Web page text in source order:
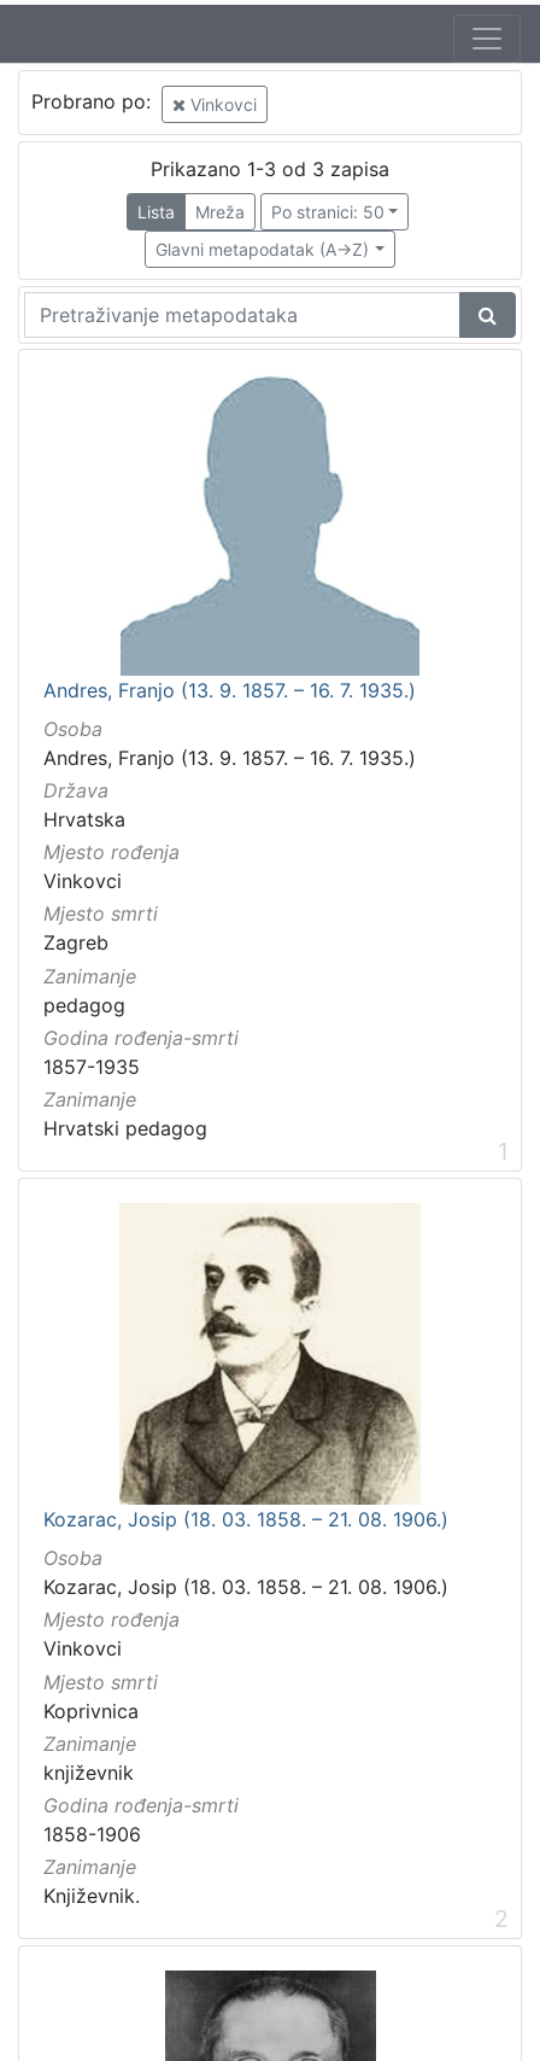
Probrano po: Vinkovci
Prikazano 1-3 od 3 zapisa
Lista Mreža
Po stranici: 50
Glavni metapodatak (A->Z)
Andres, Franjo (13. 9. 1857. – 16. 7. 1935.)
Osoba
Andres, Franjo (13. 9. 1857. – 16. 7. 1935.)
Država
Hrvatska
Mjesto rođenja
Vinkovci
Mjesto smrti
Zagreb
Zanimanje
pedagog
Godina rođenja-smrti
1857-1935
Zanimanje
Hrvatski pedagog
1
Kozarac, Josip (18. 03. 1858. – 21. 08. 1906.)
Osoba
Kozarac, Josip (18. 03. 1858. – 21. 08. 1906.)
Mjesto rođenja
Vinkovci
Mjesto smrti
Koprivnica
Zanimanje
književnik
Godina rođenja-smrti
1858-1906
Zanimanje
Književnik.
2